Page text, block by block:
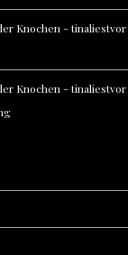
Knochen - tinaliestvor
Knochen - tinaliestvor